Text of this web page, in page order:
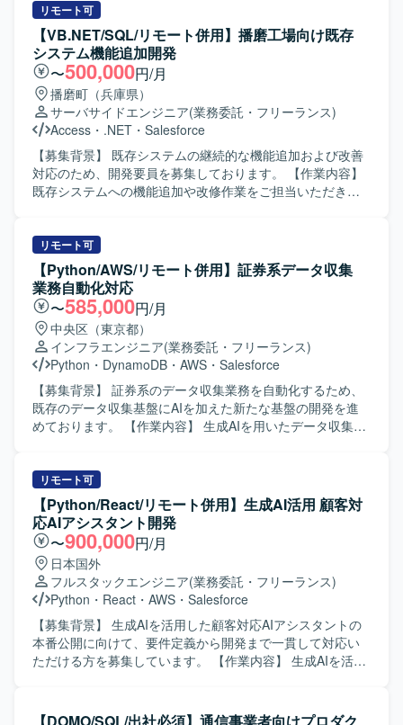
のリードを行っていただきます。DevOps化の推進および状
況管理を担当し、ポータル基盤の運用体制構築や改善に継
続的に取り組んでいただきます。 【求める人物像】 社内外
の関係者と円滑にコミュニケーションを取りながら業務を
進められる方を求めております。プロジェクトにおける課
題を自ら見つけ、改善に向けた提案や行動ができる方、指
示待ちではなく主体的に業務に取り組み、メンバや関係者
と積極的に情報共有ができる方が望ましいです。 【ポジシ
ョンの魅力】 大手通信キャリアの大規模ポータル基盤にお
いて、DevOpsやアジャイル開発の実践を通じて、クラウド
運用やサービス開発に関する知見を深めることができま
を身につけることができます。 【開発環境】 AWSを中心と
したクラウド環境上で、Redmine、Datadog、PagerDuty、
Okta、Slack、Confluence、JIRA、FutureVuls、Salesforce
などの各種ツールを組み合わせて利用いたします。
リモート可
【VB.NET/SQL/リモート併用】播磨工場向け既存
システム機能追加開発
〜500,000円/月
播磨町（兵庫県）
サーバサイドエンジニア(業務委託・フリーランス)
Access ・ .NET ・ Salesforce
【募集背景】 既存システムの継続的な機能追加および改善
対応のため、開発要員を募集しております。 【作業内容】
既存システムへの機能追加や改修作業をご担当いただきま
りながら、仕様調整や不具合修正にも対応いただきます。
【求める人物像】 自立して業務を進められ、周囲と円滑に
コミュニケーションを取りながら開発を進められる方を求
めております。状況に応じて柔軟に対応し、既存システム
の理解を深めながら着実に作業を進めていただける方が望
ましいです。 【ポジションの魅力】 既存システムの機能追
加・改修を通じて業務知識と開発スキルの双方を高めてい
ただけます。長期的な参画が想定されており、システム全
体の構造理解を深めながら継続的に開発に携わることがで
きます。 【開発環境】 VB.NET を用いたアプリケーション
開発および SQL を用いたデータベース連携開発が中心とな
リモート可
【Python/AWS/リモート併用】証券系データ収集
業務自動化対応
〜585,000円/月
中央区（東京都）
インフラエンジニア(業務委託・フリーランス)
Python ・ DynamoDB ・ AWS ・ Salesforce
【募集背景】 証券系のデータ収集業務を自動化するため、
既存のデータ収集基盤にAIを加えた新たな基盤の開発を進
めております。 【作業内容】 生成AIを用いたデータ収集の
ビティの作成や、関連する処理ロジックの実装・改修を行
っていただきます。 【求める人物像】 自発的に調査や検証
を進められる方を求めております。 また、関係者と積極的
にコミュニケーションを取りながら業務を推進いただける
方を歓迎いたします。 【ポジションの魅力】 生成AIを活用
したデータ収集基盤の構築に携わることで、最新技術を用
いた業務自動化の知見を深めていただけます。 証券系シス
テムにおけるデータ活用やサーバレスアーキテクチャのノ
ウハウも獲得いただけます。 【開発環境】 Pythonおよび
AWSサーバレスサービス（AWS Lambda、StepFunctions、
DynamoDB等）を用いた開発となります。
リモート可
【Python/React/リモート併用】生成AI活用 顧客対
応AIアシスタント開発
〜900,000円/月
日本国外
フルスタックエンジニア(業務委託・フリーランス)
Python ・ React ・ AWS ・ Salesforce
【募集背景】 生成AIを活用した顧客対応AIアシスタントの
本番公開に向けて、要件定義から開発まで一貫して対応い
ただける方を募集しています。 【作業内容】 生成AIを活用
システムとの連携、クラウド環境構築、非機能要件対応な